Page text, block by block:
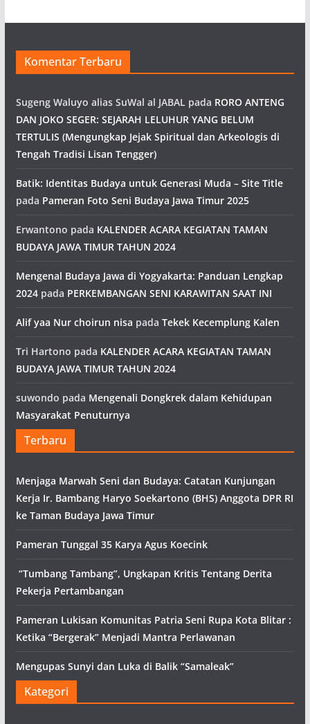
Komentar Terbaru
Sugeng Waluyo alias SuWal al JABALpada RORO ANTENG
DAN JOKO SEGER: SEJARAH LELUHUR YANG BELUM
TERTULIS (Mengungkap Jejak Spiritual dan Arkeologis di
Tengah Tradisi Lisan Tengger)
Batik: Identitas Budaya untuk Generasi Muda – Site Title
pada Pameran Foto Seni Budaya Jawa Timur 2025
Erwantono pada KALENDER ACARA KEGIATAN TAMAN
BUDAYA JAWA TIMUR TAHUN 2024
Mengenal Budaya Jawa di Yogyakarta: Panduan Lengkap
2024pada PERKEMBANGAN SENI KARAWITAN SAAT INI
Alif yaa Nur choirun nisa pada Tekek Kecemplung Kalen
Tri Hartono pada KALENDER ACARA KEGIATAN TAMAN
BUDAYA JAWA TIMUR TAHUN 2024
suwondo pada Mengenali Dongkrek dalam Kehidupan
Masyarakat Penuturnya
Terbaru
Menjaga Marwah Seni dan Budaya: Catatan Kunjungan
Kerja Ir. Bambang Haryo Soekartono (BHS) Anggota DPR RI
ke Taman Budaya Jawa Timur
Pameran Tunggal 35 Karya Agus Koecink
“Tumbang Tambang”, Ungkapan Kritis Tentang Derita
Pekerja Pertambangan
Pameran Lukisan Komunitas Patria Seni Rupa Kota Blitar :
Ketika “Bergerak” Menjadi Mantra Perlawanan
Mengupas Sunyi dan Luka di Balik “Samaleak”
Kategori